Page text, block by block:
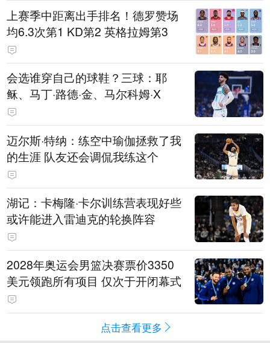
上赛季中距离出手排名！德罗赞场
均6.3次第1 KD第2 英格拉姆第3
会选谁穿自己的球鞋？三球：耶
稣、马丁·路德·金、马尔科姆·X
迈尔斯·特纳：练空中瑜伽拯救了我
的生涯 队友还会调侃我练这个
湖记：卡梅隆·卡尔训练营表现好些
或许能进入雷迪克的轮换阵容
2028年奥运会男篮决赛票价3350
美元领跑所有项目 仅次于开闭幕式
点击查看更多